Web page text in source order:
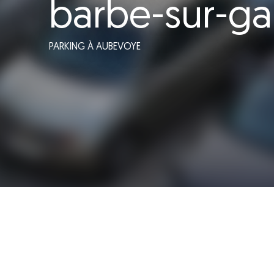
barbe-sur-
PARKING À AUBEVOYE